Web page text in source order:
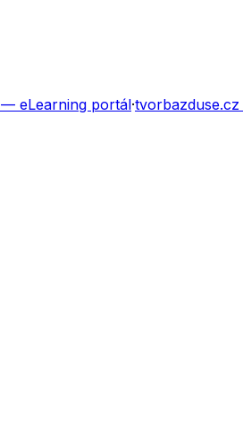
— eLearning portál·tvorbazduse.cz